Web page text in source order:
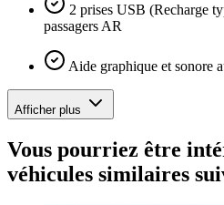
2 prises USB (Recharge
passagers AR
Aide graphique et sonore
Afficher plus
Vous pourriez être
véhicules similaires